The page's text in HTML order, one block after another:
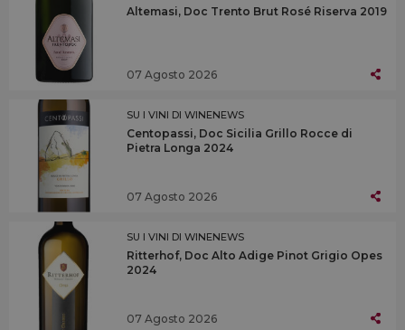
Altemasi, Doc Trento Brut Rosé Riserva 2019
07 Agosto 2026
SU I VINI DI WINENEWS
Centopassi, Doc Sicilia Grillo Rocce di
Pietra Longa 2024
07 Agosto 2026
SU I VINI DI WINENEWS
Ritterhof, Doc Alto Adige Pinot Grigio Opes
2024
07 Agosto 2026